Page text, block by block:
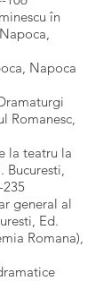
în
Napoca
Romanesc,
la teatru la
Bucuresti,
235
general al
Ed.
Romana),